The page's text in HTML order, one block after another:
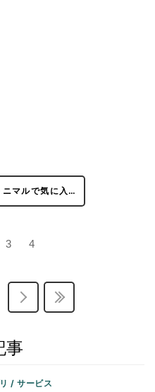
マルで気に入…
3 4
事
/ サービス